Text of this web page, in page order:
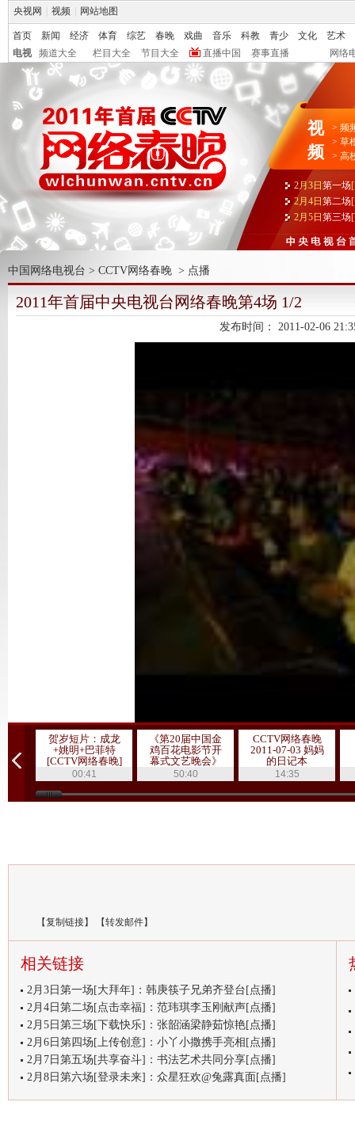
央视网 视频 网站地图
首页 新闻 经济 体育 综艺 春晚 戏曲 音乐 科教 青少 文化
艺术
电视
频道大全 栏目大全 节目大全 直播中国 赛事直播 网络
视
频
> 频
> 草
> 高
2月3日 第一场
2月4日 第二场
2月5日 第三场
中国网络电视台 > CCTV网络春晚 > 点播
2011年首届中央电视台网络春晚第4场 1/2
发布时间： 2011-02-06
贺岁短片：成龙
+姚明+巴菲特
[CCTV网络春晚]
00:41
《第20届中国金
鸡百花电影节开
幕式文艺晚会》
20111019 1/3
50:40
CCTV网络春晚
2011-07-03 妈妈
的日记本
14:35
【复制链接】 【转发邮件】
相关链接
2月3日第一场[大拜年]：韩庚筷子兄弟齐登台[点播]
2月4日第二场[点击幸福]：范玮琪李玉刚献声[点播]
2月5日第三场[下载快乐]：张韶涵梁静茹惊艳[点播]
2月6日第四场[上传创意]：小丫小撒携手亮相[点播]
2月7日第五场[共享奋斗]：书法艺术共同分享[点播]
2月8日第六场[登录未来]：众星狂欢@兔露真面[点播]